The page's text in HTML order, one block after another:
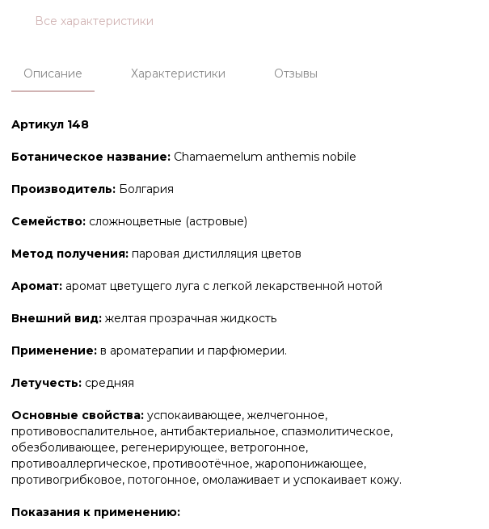
Все характеристики
Описание Характеристики Отзывы
Артикул 148
Ботаническое название: Chamaemelum anthemis nobile
Производитель: Болгария
Семейство: сложноцветные (астровые)
Метод получения: паровая дистилляция цветов
Аромат: аромат цветущего луга с легкой лекарственной нотой
Внешний вид: желтая прозрачная жидкость
Применение: в ароматерапии и парфюмерии.
Летучесть: средняя
Основные свойства: успокаивающее, желчегонное,
противовоспалительное, антибактериальное, спазмолитическое,
обезболивающее, регенерирующее, ветрогонное,
противоаллергическое, противоотёчное, жаропонижающее,
противогрибковое, потогонное, омолаживает и успокаивает кожу.
Показания к применению: